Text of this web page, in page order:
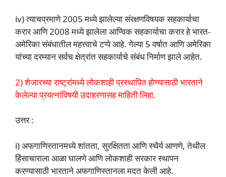
iv) त्याचप्रमाणे 2005 मध्ये झालेल्या संरक्षणविषयक सहकार्याचा
करार आणि 2008 मध्ये झालेला आण्विक सहकार्याचा करार हे भारत-
अमेरिका संबंधातील महत्त्वाचे टप्पे आहे. गेल्या 5 वर्षात आणि अमेरिका
यांच्या दरम्यान सर्वच क्षेत्रांत सहकार्याचे संबंध निर्माण झाले आहेत.
2) शेजारच्या राष्ट्रांमध्ये लोकशाही प्रस्थापित होण्यासाठी भारताने
केलेल्या प्रयत्नांविषयी उदाहरणासह माहिती लिहा.
उत्तर :
i) अफगाणिस्तानमध्ये शांतता, सुरक्षितता आणि स्थैर्य आणणे, तेथील
हिंसाचाराला आळा घालणे आणि लोकशाही सरकार स्थापन
करण्यासाठी भारताने अफगाणिस्तानला मदत केली आहे.